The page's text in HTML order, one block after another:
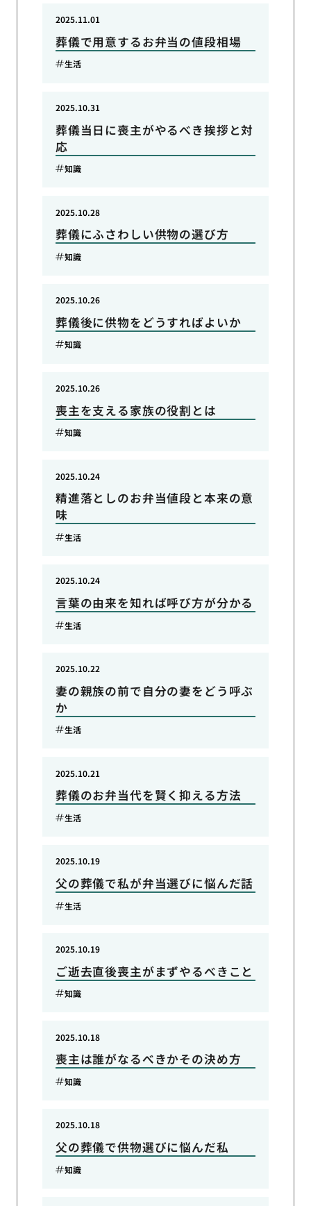
葬儀で用意するお弁当の値段相場
2025.11.01
生活
葬儀当日に喪主がやるべき挨拶と対
応
2025.10.31
知識
葬儀にふさわしい供物の選び方
2025.10.28
知識
葬儀後に供物をどうすればよいか
2025.10.26
知識
喪主を支える家族の役割とは
2025.10.26
知識
精進落としのお弁当値段と本来の意
味
2025.10.24
生活
言葉の由来を知れば呼び方が分かる
2025.10.24
生活
妻の親族の前で自分の妻をどう呼ぶ
か
2025.10.22
生活
葬儀のお弁当代を賢く抑える方法
2025.10.21
生活
父の葬儀で私が弁当選びに悩んだ話
2025.10.19
生活
ご逝去直後喪主がまずやるべきこと
2025.10.19
知識
喪主は誰がなるべきかその決め方
2025.10.18
知識
父の葬儀で供物選びに悩んだ私
2025.10.18
知識